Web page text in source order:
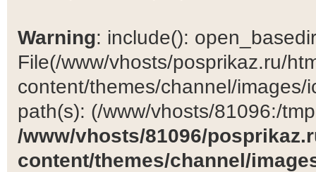
Warning: include():
File(/www/vhosts/posprikaz.ru/
content/themes/channel/
path(s): (/www/vhosts/81096:/
/www/vhosts/81096/
content/themes/channel/